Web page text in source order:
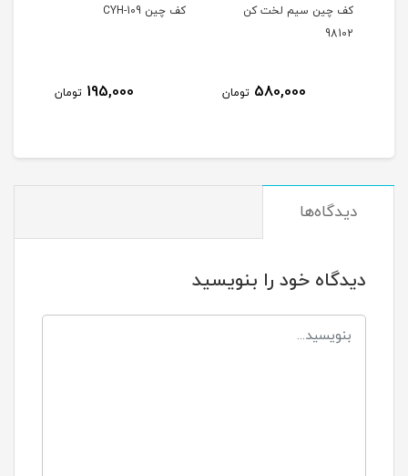
سیم لخت کن کف چین CYH-109 پنس سر کج
دیدگاه‌ها
دیدگاه خود را بنویسید